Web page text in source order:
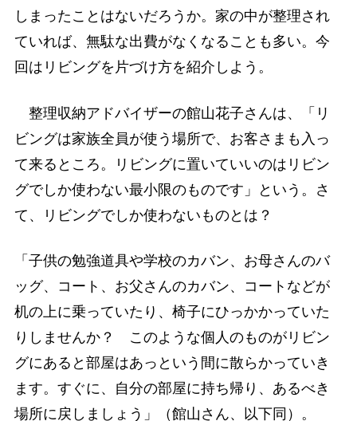
しまったことはないだろうか。家の中が整理され
ていれば、無駄な出費がなくなることも多い。今
回はリビングを片づけ方を紹介しよう。
整理収納アドバイザーの館山花子さんは、「リ
ビングは家族全員が使う場所で、お客さまも入っ
て来るところ。リビングに置いていいのはリビン
グでしか使わない最小限のものです」という。さ
て、リビングでしか使わないものとは？
「子供の勉強道具や学校のカバン、お母さんのバ
ッグ、コート、お父さんのカバン、コートなどが
机の上に乗っていたり、椅子にひっかかっていた
りしませんか？ このような個人のものがリビン
グにあると部屋はあっという間に散らかっていき
ます。すぐに、自分の部屋に持ち帰り、あるべき
場所に戻しましょう」（館山さん、以下同）。